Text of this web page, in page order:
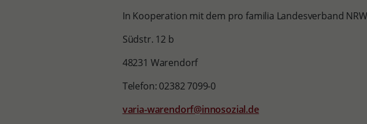
In Kooperation mit dem pro familia Landesverband
Südstr. 12 b
48231 Warendorf
Telefon: 02382 7099-0
varia-warendorf@innosozial.de